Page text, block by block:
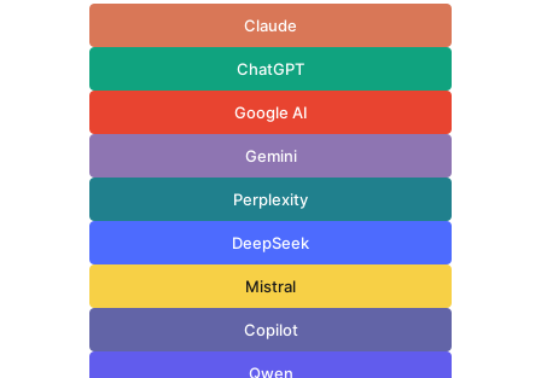
Claude
ChatGPT
Google AI
Gemini
Perplexity
DeepSeek
Mistral
Copilot
Qwen